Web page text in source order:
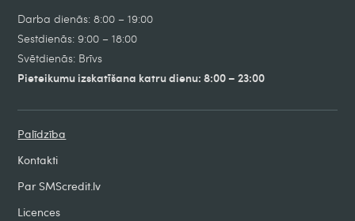
Darba dienās: 8:00 – 19:00
Sestdienās: 9:00 – 18:00
Svētdienās: Brīvs
Pieteikumu izskatīšana katru dienu: 8:00 – 23:00
Palīdzība
Kontakti
Par SMScredit.lv
Licences